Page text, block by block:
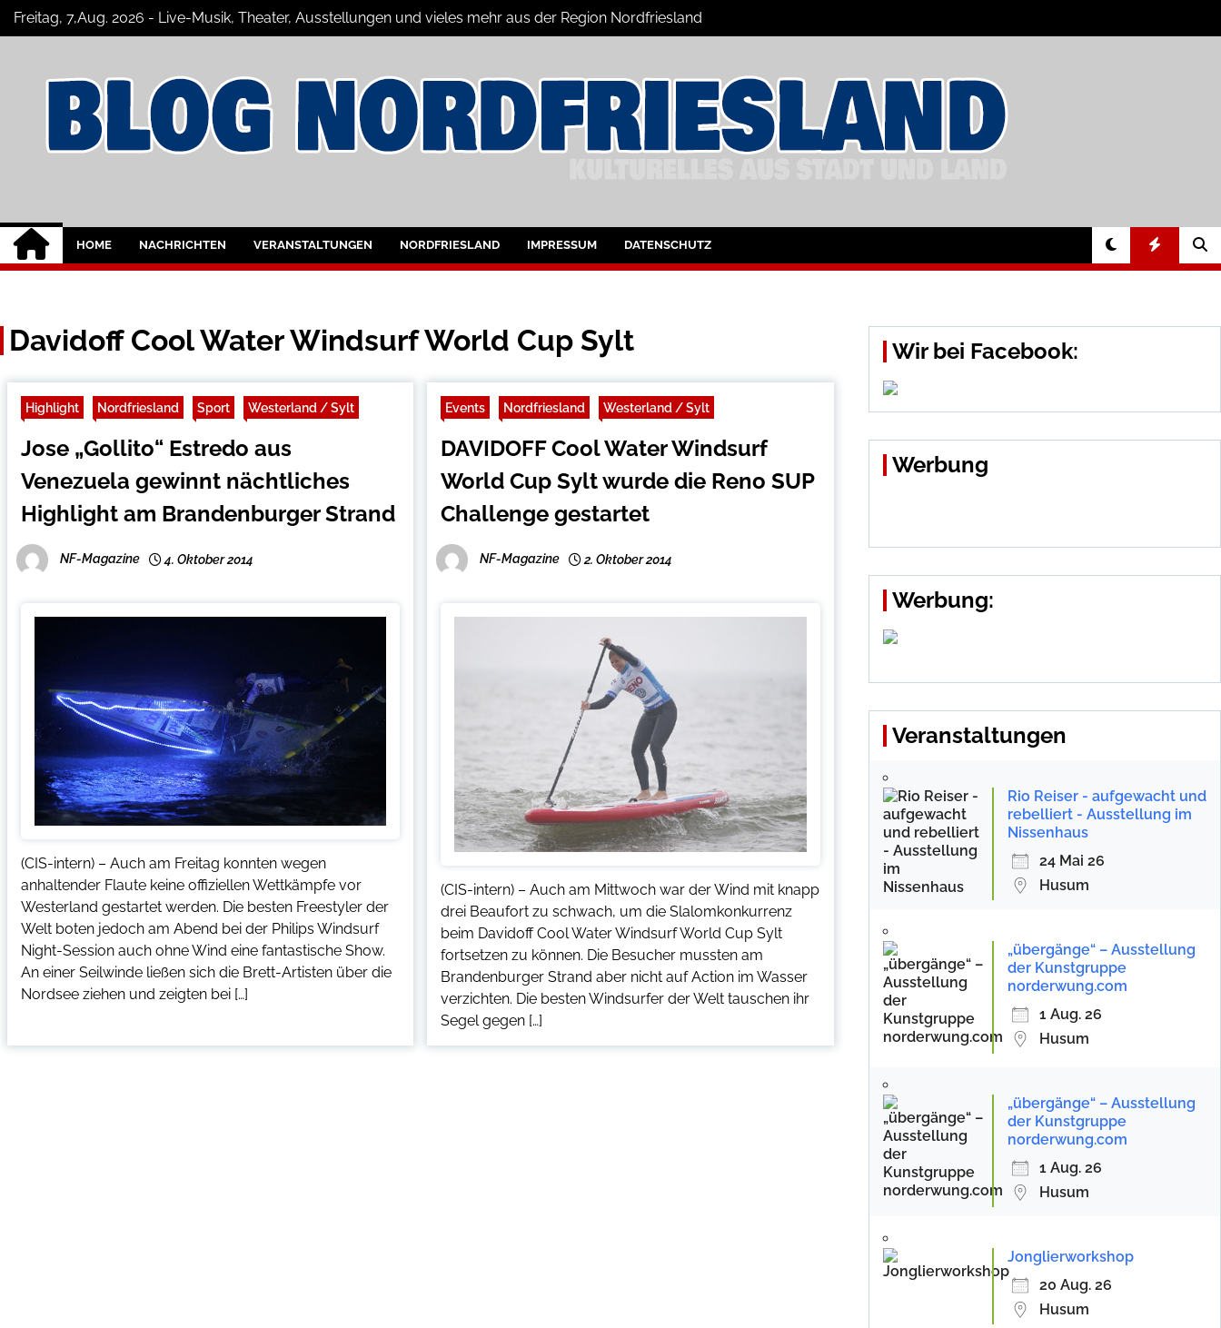
SkipFreitag, 7,Aug. 2026 - Live-Musik, Theater, Ausstellungen und vieles mehr aus der Region Nordfriesland
Nordfriesland Online
Der Blog mit Nachrichten und Veranstaltungen für Nordfriesland und Husum
HOME NACHRICHTEN VERANSTALTUNGEN NORDFRIESLAND IMPRESSUM DATENSCHUTZ
Davidoff Cool Water Windsurf World Cup Sylt
Highlight Nordfriesland Sport Westerland / Sylt
Jose „Gollito“ Estredo aus
Venezuela gewinnt nächtliches
Highlight am Brandenburger Strand
NF-Magazine 4. Oktober 2014
(CIS-intern) – Auch am Freitag konnten wegen
anhaltender Flaute keine offiziellen Wettkämpfe vor
Westerland gestartet werden. Die besten Freestyler der
Welt boten jedoch am Abend bei der Philips Windsurf
Night-Session auch ohne Wind eine fantastische Show.
An einer Seilwinde ließen sich die Brett-Artisten über die
Nordsee ziehen und zeigten bei […]
Events Nordfriesland Westerland / Sylt
DAVIDOFF Cool Water Windsurf
World Cup Sylt wurde die Reno SUP
Challenge gestartet
NF-Magazine 2. Oktober 2014
(CIS-intern) – Auch am Mittwoch war der Wind mit knapp
drei Beaufort zu schwach, um die Slalomkonkurrenz
beim Davidoff Cool Water Windsurf World Cup Sylt
fortsetzen zu können. Die Besucher mussten am
Brandenburger Strand aber nicht auf Action im Wasser
verzichten. Die besten Windsurfer der Welt tauschen ihr
Segel gegen […]
Wir bei Facebook:
Werbung
Werbung:
Veranstaltungen
Rio Reiser - aufgewacht und
rebelliert - Ausstellung im
Nissenhaus
24 Mai 26
Husum
„übergänge“ – Ausstellung
der Kunstgruppe
norderwung.com
1 Aug. 26
Husum
„übergänge“ – Ausstellung
der Kunstgruppe
norderwung.com
1 Aug. 26
Husum
Jonglierworkshop
20 Aug. 26
Husum